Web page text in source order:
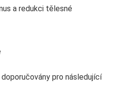
a redukci tělesné
pro následující